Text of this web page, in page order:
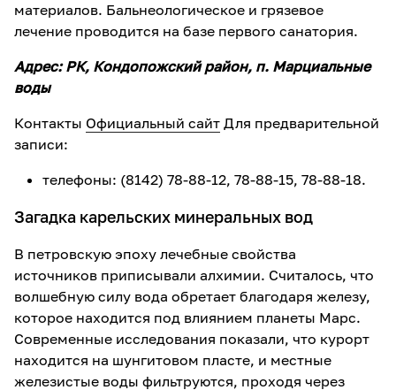
материалов. Бальнеологическое и грязевое
лечение проводится на базе первого санатория.
Адрес: РК, Кондопожский район, п. Марциальные
воды
Контакты Официальный сайт Для предварительной
записи:
телефоны: (8142) 78-88-12, 78-88-15, 78-88-18.
Загадка карельских минеральных вод
В петровскую эпоху лечебные свойства
источников приписывали алхимии. Считалось, что
волшебную силу вода обретает благодаря железу,
которое находится под влиянием планеты Марс.
Современные исследования показали, что курорт
находится на шунгитовом пласте, и местные
железистые воды фильтруются, проходя через